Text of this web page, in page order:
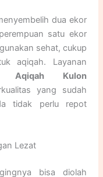
dua ekor
satu ekor
sehat, cukup
aqiqah. Layanan
Aqiqah Kulon
yang sudah
tidak perlu repot
Lezat
bisa diolah